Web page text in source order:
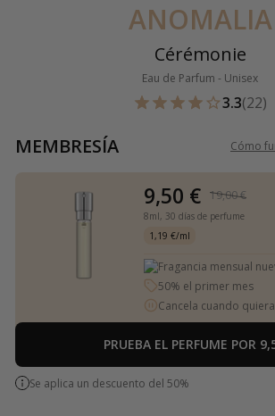
ANOMALIA
Cérémonie
Eau de Parfum - Unisex
3.3(22)
MEMBRESÍA Cómo
9,50 € 19,00 €
8ml, 30 días de perfume
1,19 €/ml
Fragancia mensual
50% el primer mes
Cancela cuando
PRUEBA EL PERFUME POR
Se aplica un descuento del 50%